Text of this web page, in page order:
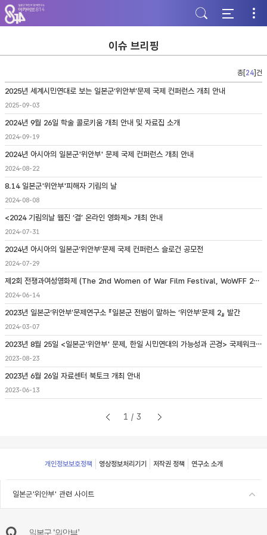
주
메
뉴
가
본
문
바
기
하
단
바
기
이슈 브리핑
총[24]건
2025년 세계시민연대로 보는 일본군‘위안부’문제 국제 컨퍼런스 개최 안내
2025-09-03
2024년 9월 26일 학술 콜로키움 개최 안내 및 자료집 소개
2024-09-19
2024년 아시아의 일본군'위안부' 문제 국제 컨퍼런스 개최 안내
2024-08-22
8.14 일본군'위안부'피해자 기림의 날
2024-08-08
<2024 기림의날 웹진 ‘결’ 온라인 영화제> 개최 안내
2024-07-31
2024년 아시아의 일본군‘위안부’문제 국제 컨퍼런스 슬로건 공모전
2024-07-29
제2회 전쟁과여성영화제 (The 2nd Women of War Film Festival, WoWFF 2024) 개최 안내
2024-06-14
2023년 일본군‘위안부’문제연구소 『일본군 전범이 말하는 ‘위안부’문제 2』 발간
2024-03-07
2023년 8월 25일 <일본군'위안부' 문제, 한일 시민연대의 가능성과 곤경> 국제워크숍 개최
2023-08-23
2023년 6월 26일 자료센터 북토크 개최 안내
2023-06-13
1/3
Footer
개인정보보호정책 영상정보처리기기 저작권 정책 연구소 소개
일본군'위안부' 관련 사이트